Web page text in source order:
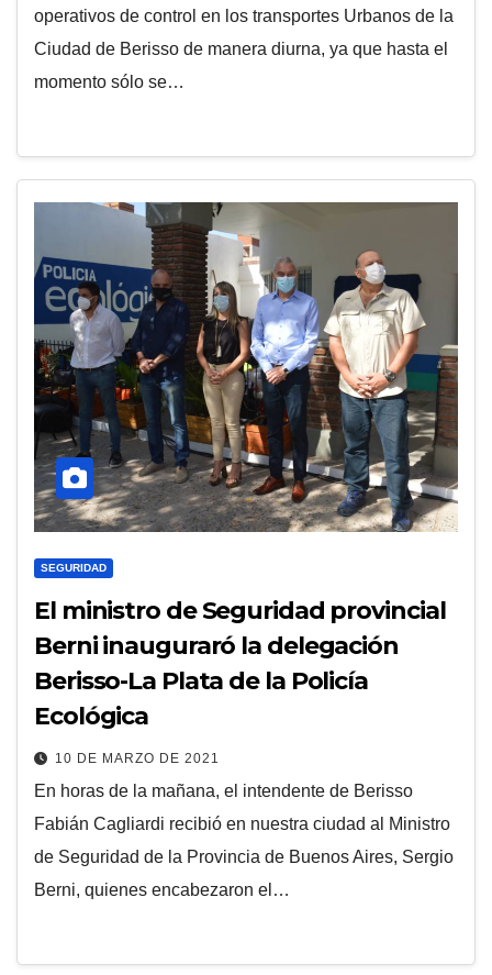
operativos de control en los transportes Urbanos de la
Ciudad de Berisso de manera diurna, ya que hasta el
momento sólo se…
SEGURIDAD
El ministro de Seguridad provincial
Berni inauguraró la delegación
Berisso-La Plata de la Policía
Ecológica
10 DE MARZO DE 2021
En horas de la mañana, el intendente de Berisso
Fabián Cagliardi recibió en nuestra ciudad al Ministro
de Seguridad de la Provincia de Buenos Aires, Sergio
Berni, quienes encabezaron el…